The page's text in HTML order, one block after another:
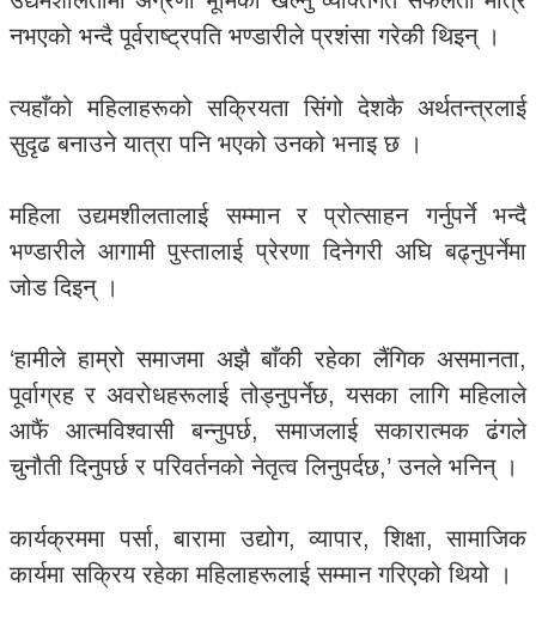
नभएको भन्दै पूर्वराष्ट्रपति भण्डारीले प्रशंसा गरेकी थिइन् ।
त्यहाँको महिलाहरूको सक्रियता सिंगो देशकै अर्थतन्त्रलाई
सुदृढ बनाउने यात्रा पनि भएको उनको भनाइ छ ।
महिला उद्यमशीलतालाई सम्मान र प्रोत्साहन गर्नुपर्ने भन्दै
भण्डारीले आगामी पुस्तालाई प्रेरणा दिनेगरी अघि बढ्नुपर्नेमा
जोड दिइन् ।
‘हामीले हाम्रो समाजमा अझै बाँकी रहेका लैंगिक असमानता,
पूर्वाग्रह र अवरोधहरूलाई तोड्नुपर्नेछ, यसका लागि महिलाले
आफैं आत्मविश्वासी बन्नुपर्छ, समाजलाई सकारात्मक ढंगले
चुनौती दिनुपर्छ र परिवर्तनको नेतृत्व लिनुपर्दछ,’ उनले भनिन् ।
कार्यक्रममा पर्सा, बारामा उद्योग, व्यापार, शिक्षा, सामाजिक
कार्यमा सक्रिय रहेका महिलाहरूलाई सम्मान गरिएको थियो ।